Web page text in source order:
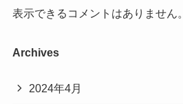
表示できるコメントはありません。
Archives
2024年4月